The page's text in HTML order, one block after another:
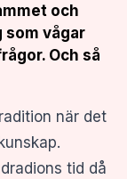
och
som vågar
Och så
när det
tid då